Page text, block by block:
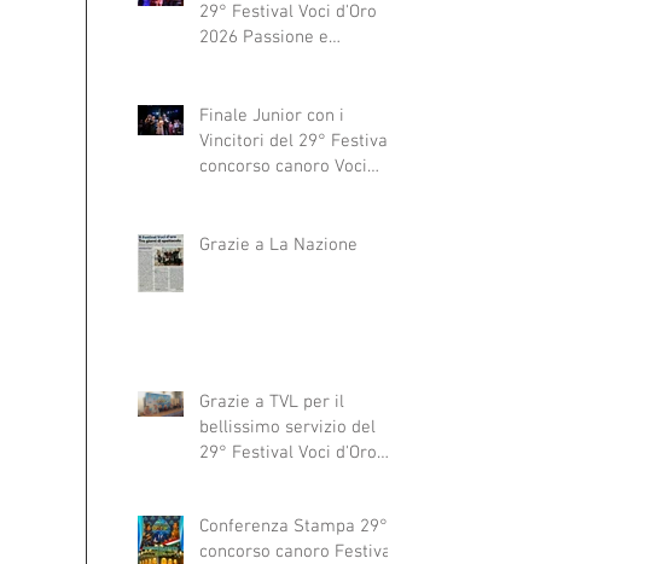
29° Festival Voci d'Oro
2026 Passione e
Finale Junior con i
Vincitori del 29° Festival
concorso canoro Voci
Grazie a La Nazione
Grazie a TVL per il
bellissimo servizio del
29° Festival Voci d'Oro
Conferenza Stampa 29°
concorso canoro Festival